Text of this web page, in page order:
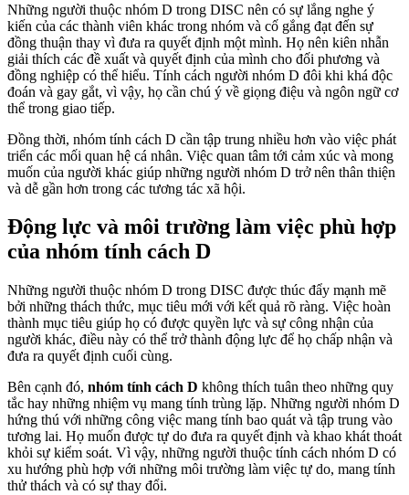
Những người thuộc nhóm D trong DISC nên có sự lắng nghe ý
kiến ​​của các thành viên khác trong nhóm và cố gắng đạt đến sự
đồng thuận thay vì đưa ra quyết định một mình. Họ nên kiên nhẫn
giải thích các đề xuất và quyết định của mình cho đối phương và
đồng nghiệp có thể hiểu. Tính cách người nhóm D đôi khi khá độc
đoán và gay gắt, vì vậy, họ cần chú ý về giọng điệu và ngôn ngữ cơ
thể trong giao tiếp.
Đồng thời, nhóm tính cách D cần tập trung nhiều hơn vào việc phát
triển các mối quan hệ cá nhân. Việc quan tâm tới cảm xúc và mong
muốn của người khác giúp những người nhóm D trở nên thân thiện
và dễ gần hơn trong các tương tác xã hội.
Động lực và môi trường làm việc phù hợp
của nhóm tính cách D
Những người thuộc nhóm D trong DISC được thúc đẩy mạnh mẽ
bởi những thách thức, mục tiêu mới với kết quả rõ ràng. Việc hoàn
thành mục tiêu giúp họ có được quyền lực và sự công nhận của
người khác, điều này có thể trở thành động lực để họ chấp nhận và
đưa ra quyết định cuối cùng.
Bên cạnh đó, nhóm tính cách D không thích tuân theo những quy
tắc hay những nhiệm vụ mang tính trùng lặp. Những người nhóm D
hứng thú với những công việc mang tính bao quát và tập trung vào
tương lai. Họ muốn được tự do đưa ra quyết định và khao khát thoát
khỏi sự kiểm soát. Vì vậy, những người thuộc tính cách nhóm D có
xu hướng phù hợp với những môi trường làm việc tự do, mang tính
thử thách và có sự thay đổi.